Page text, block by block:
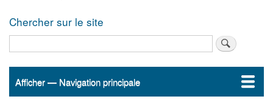
Chercher sur le site
Navigation
Afficher — Navigation principale